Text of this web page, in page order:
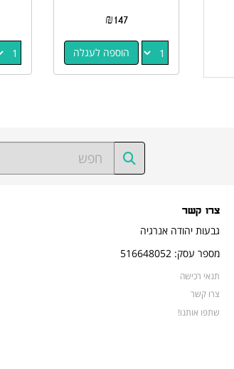
₪147
הוספה לעגלה
צרו קשר
גבעות יהודה אנרגיה
מספר עסק: 516648052
תנאי רכישה
צרו קשר
שתפו אותנו!